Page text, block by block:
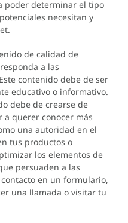
poder determinar el tipo
necesitan y
de calidad de
a las
contenido debe de ser
educativo o informativo.
debe de crearse de
a querer conocer más
una autoridad en el
tus productos o
los elementos de
persuaden a las
en un formulario,
una llamada o visitar tu